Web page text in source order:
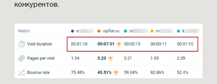
конкурентов.